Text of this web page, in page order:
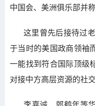
中国会、美洲俱乐部并
这里曾先后接待过
于当时的美国政商领袖
一能找到符合国际顶级
对接中方高层资源的社交